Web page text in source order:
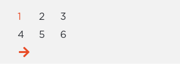
1 2
3
4
5 6